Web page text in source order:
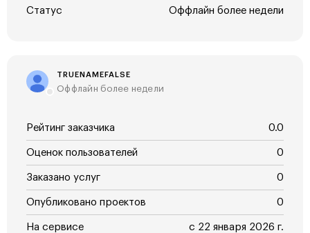
Статус Оффлайн более недели
TRUENAMEFALSE
Оффлайн более недели
Рейтинг заказчика 0.0
Оценок пользователей 0
Заказано услуг 0
Опубликовано проектов 0
На сервисе с 22 января 2026 г.